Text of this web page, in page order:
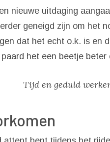
nieuwe uitdaging
geneigd zijn om het
dat het echt o.k. is en
het een beetje beter
Tijd en geduld